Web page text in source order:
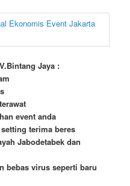
Jaya :
event anda
terima beres
Jabodetabek dan
bebas virus seperti baru